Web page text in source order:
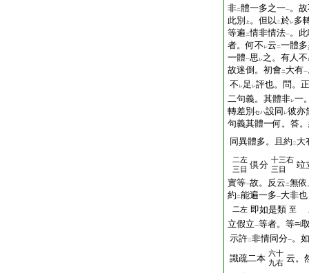
非二體一多之一一。
此別
上 。但以 二於レ多
等遍 二情非情法一。
者。何不 レ云 二一體
一體一思 レ之。有人不
故迷倒。初會二 大有一
不 レ足 レ評也。問。
二句義。其體非レ一
轉差別 セハ設同 レ彼亦
句義其體一何。答
同異體多。且約 二 大
二左
三目 倶分 十三右
三目
竝
實等一故。反云 二無
約 二能遍一多一大非也
二左 即如是類 至
立假立一等者。等
示許二非情同分一。如
識疏二本 六十
九右 云。